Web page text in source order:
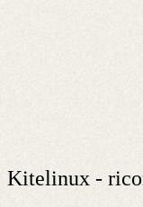
Kitelinux -